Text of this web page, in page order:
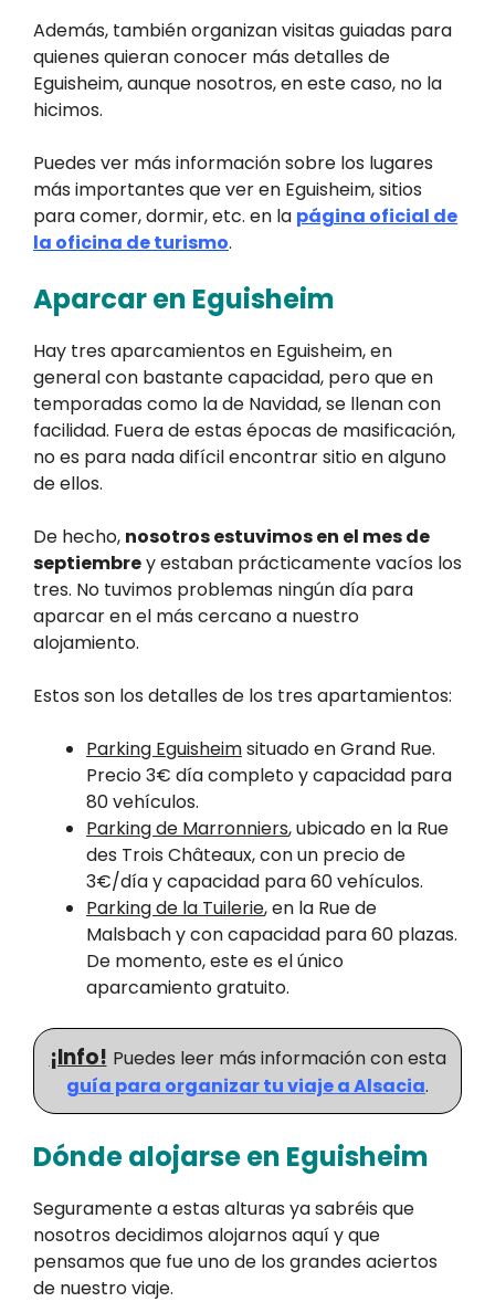
Además, también organizan visitas guiadas para
quienes quieran conocer más detalles de
Eguisheim, aunque nosotros, en este caso, no la
hicimos.
Puedes ver más información sobre los lugares
más importantes que ver en Eguisheim, sitios
para comer, dormir, etc. en la página oficial de
la oficina de turismo.
Aparcar en Eguisheim
Hay tres aparcamientos en Eguisheim, en
general con bastante capacidad, pero que en
temporadas como la de Navidad, se llenan con
facilidad. Fuera de estas épocas de masificación,
no es para nada difícil encontrar sitio en alguno
de ellos.
De hecho, nosotros estuvimos en el mes de
septiembrey estaban prácticamente vacíos los
tres. No tuvimos problemas ningún día para
aparcar en el más cercano a nuestro
alojamiento.
Estos son los detalles de los tres apartamientos:
Parking Eguisheimsituado en Grand Rue.
Precio 3€ día completo y capacidad para
80 vehículos.
Parking de Marronniers, ubicado en la Rue
des Trois Châteaux, con un precio de
3€/día y capacidad para 60 vehículos.
Parking de la Tuilerie, en la Rue de
Malsbach y con capacidad para 60 plazas.
De momento, este es el único
aparcamiento gratuito.
¡Info! Puedes leer más información con esta
guía para organizar tu viaje a Alsacia.
Dónde alojarse en Eguisheim
Seguramente a estas alturas ya sabréis que
nosotros decidimos alojarnos aquí y que
pensamos que fue uno de los grandes aciertos
de nuestro viaje.